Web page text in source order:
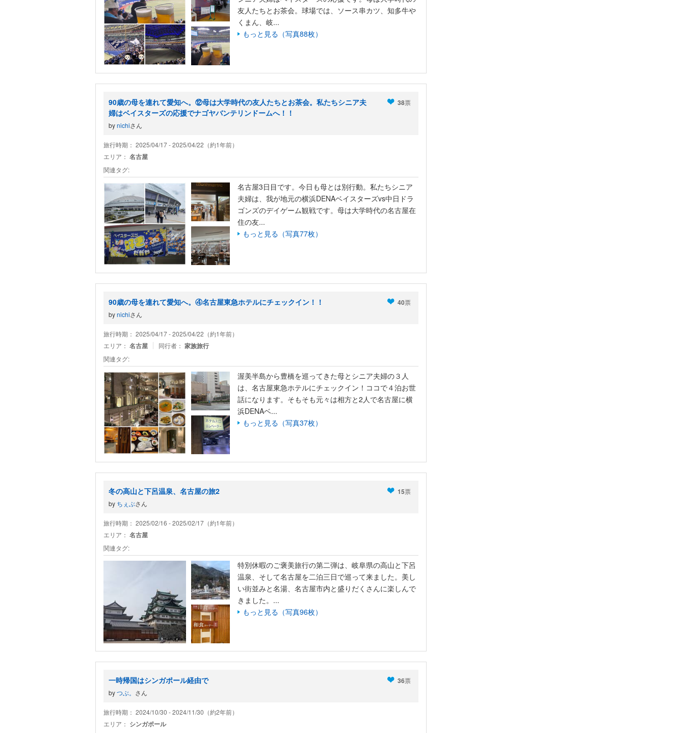
友人たちとお茶会。球場では、ソース串カツ、知多牛や
くまん、岐...
もっと見る（写真88枚）
90歳の母を連れて愛知へ。⑫母は大学時代の友人たちとお茶会。私たちシニア夫
婦はベイスターズの応援でナゴヤバンテリンドームへ！！
38票
bynichiさん
旅行時期： 2025/04/17 - 2025/04/22（約1年前）
エリア： 名古屋
関連タグ:
名古屋3日目です。今日も母とは別行動。私たちシニア
夫婦は、我が地元の横浜DENAベイスターズvs中日ドラ
ゴンズのデイゲーム観戦です。母は大学時代の名古屋在
住の友...
もっと見る（写真77枚）
90歳の母を連れて愛知へ。④名古屋東急ホテルにチェックイン！！ 40票
bynichiさん
旅行時期： 2025/04/17 - 2025/04/22（約1年前）
エリア： 名古屋 同行者： 家族旅行
関連タグ:
渥美半島から豊橋を巡ってきた母とシニア夫婦の３人
は、名古屋東急ホテルにチェックイン！ココで４泊お世
話になります。そもそも元々は相方と2人で名古屋に横
浜DENAベ...
もっと見る（写真37枚）
冬の高山と下呂温泉、名古屋の旅2 15票
by ちぇぶさん
旅行時期： 2025/02/16 - 2025/02/17（約1年前）
エリア： 名古屋
関連タグ:
特別休暇のご褒美旅行の第二弾は、岐阜県の高山と下呂
温泉、そして名古屋を二泊三日で巡って来ました。美し
い街並みと名湯、名古屋市内と盛りだくさんに楽しんで
きました。...
もっと見る（写真96枚）
一時帰国はシンガポール経由で 36票
byつぶ。 さん
旅行時期： 2024/10/30 - 2024/11/30（約2年前）
エリア： シンガポール